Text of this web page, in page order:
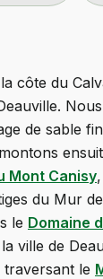
côte du
de sable
Mont Canisy
du Mur
le Domaine
ville de
le